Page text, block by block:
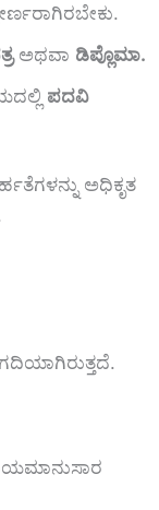
ಅಥವಾ ಡಿಪ್ಲೊಮಾ.
ಪದವಿ
ಅಧಿಕೃತ